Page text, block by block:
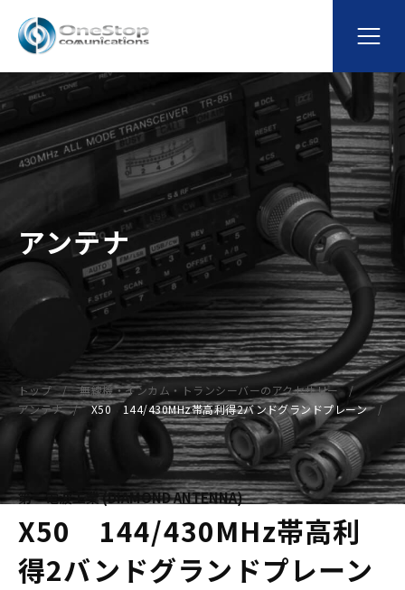
アンテナ
トップ
無線機・インカム・トランシーバーのアクセサリー
アンテナ
X50 144/430MHz帯高利得2バンドグランドプレーン
第一電波工業 (DIAMOND ANTENNA)
X50 144/430MHz帯高利
得2バンドグランドプレーン